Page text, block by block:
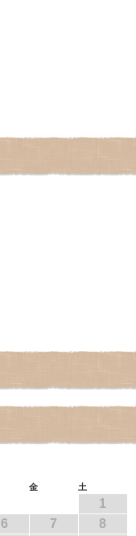
金 土
1
6 7 8